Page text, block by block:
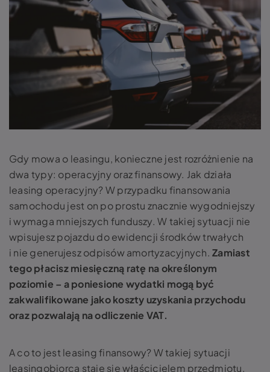
Gdy mowa o leasingu, konieczne jest rozróżnienie na
dwa typy: operacyjny oraz finansowy. Jak działa
leasing operacyjny? W przypadku finansowania
samochodu jest on po prostu znacznie wygodniejszy
i wymaga mniejszych funduszy. W takiej sytuacji nie
wpisujesz pojazdu do ewidencji środków trwałych
i nie generujesz odpisów amortyzacyjnych.Zamiast
tego płacisz miesięczną ratę na określonym
poziomie – a poniesione wydatki mogą być
zakwalifikowane jako koszty uzyskania przychodu
oraz pozwalają na odliczenie VAT.
A co to jest leasing finansowy? W takiej sytuacji
leasingobiorca staje się właścicielem przedmiotu.